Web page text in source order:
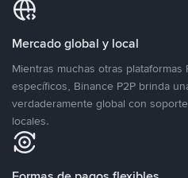
Mercado global y local
Mientras muchas otras plataformas
específicos, Binance P2P brinda
verdaderamente global con
locales.